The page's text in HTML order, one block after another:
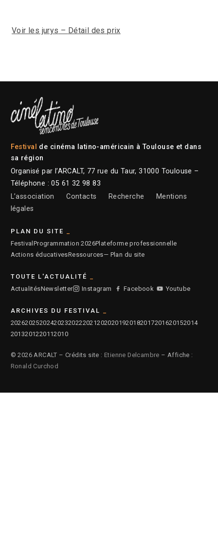
Voir les jurys – Détail des prix
Festival de cinéma latino-américain à Toulouse et dans
sa région
Organisé par l’ARCALT, 77 rue du Taur, 31000 Toulouse –
Téléphone : 05 61 32 98 83
L’association
Contacts Recherche
Mentions
légales
PLAN DU SITE
Festival Programmation 2026Plateforme professionnelle
Actions éducativesRessources— Plan du site
TOUTE L'ACTUALITÉ
ActualitésNewsletter Instagram Facebook Youtube
ARCHIVES DU FESTIVAL
2026202520242023202220212020201920182017201620152014
2013201220112010
© 2026 ARCALT – Crédits site : Etienne Delcambre – Affiche :
Ronald Curchod